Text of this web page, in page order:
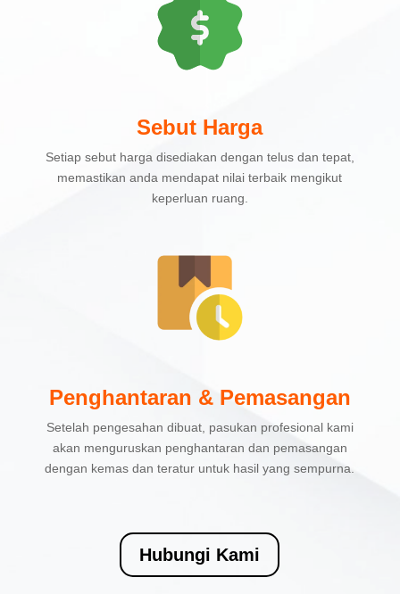
Sebut Harga
Setiap sebut harga disediakan dengan telus dan tepat,
memastikan anda mendapat nilai terbaik mengikut
keperluan ruang.
Penghantaran & Pemasangan
Setelah pengesahan dibuat, pasukan profesional kami
akan menguruskan penghantaran dan pemasangan
dengan kemas dan teratur untuk hasil yang sempurna.
Hubungi Kami